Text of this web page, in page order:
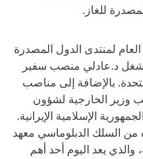
للغاز.
لمنتدى الدول المصدرة
شغل د.عادلي منصب سفير
بالإضافة إلى مناصب
وزير الخارجية لشؤون
الإسلامية الإيرانية.
من السلك الدبلوماسي معهد
والذي يعد اليوم أحد أهم